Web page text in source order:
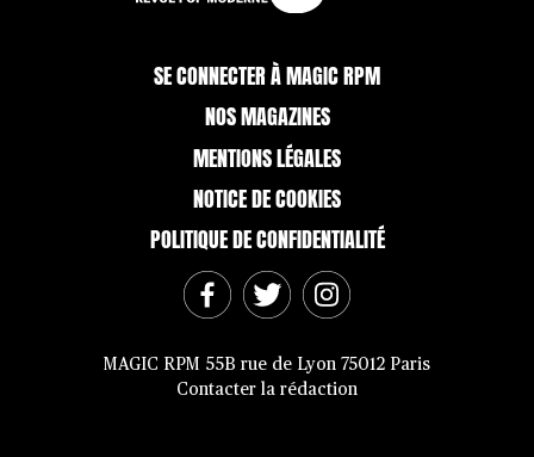
SE CONNECTER À MAGIC RPM
NOS MAGAZINES
MENTIONS LÉGALES
NOTICE DE COOKIES
POLITIQUE DE CONFIDENTIALITÉ
MAGIC RPM 55B rue de Lyon 75012 Paris
Contacter la rédaction